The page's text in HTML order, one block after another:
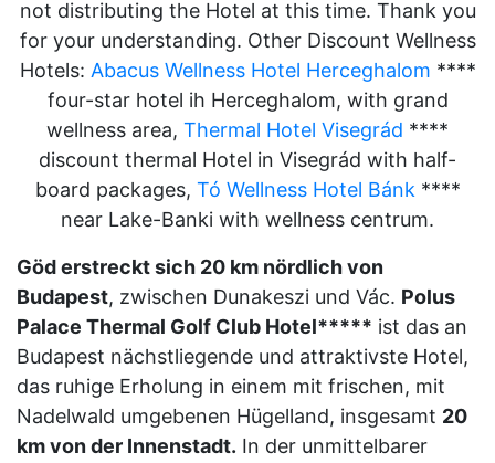
not distributing the Hotel at this time. Thank you
for your understanding. Other Discount Wellness
Hotels: Abacus Wellness Hotel Herceghalom ****
four-star hotel ih Herceghalom, with grand
wellness area, Thermal Hotel Visegrád ****
discount thermal Hotel in Visegrád with half-
board packages, Tó Wellness Hotel Bánk ****
near Lake-Banki with wellness centrum.
Göd erstreckt sich 20 km nördlich von
Budapest, zwischen Dunakeszi und Vác. Polus
Palace Thermal Golf Club Hotel***** ist das an
Budapest nächstliegende und attraktivste Hotel,
das ruhige Erholung in einem mit frischen, mit
Nadelwald umgebenen Hügelland, insgesamt 20
km von der Innenstadt. In der unmittelbarer